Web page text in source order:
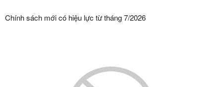
Chính sách mới có hiệu lực từ tháng 7/2026